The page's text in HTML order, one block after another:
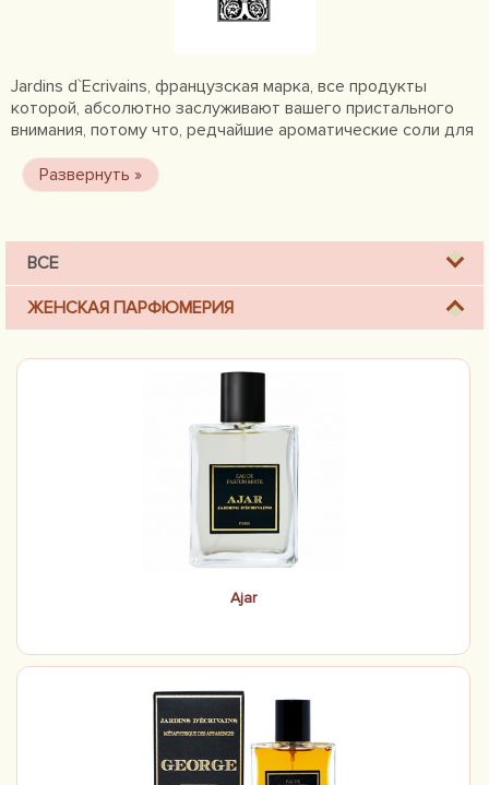
Jardins d`Ecrivains, французская марка, все продукты
которой, абсолютно заслуживают вашего пристального
внимания, потому что, редчайшие ароматические соли для
оригинальная парфюмерия, которая появилась в линейке
продукции бренда в 2012 году, воспевают известные
мире, писателей.
ВСЕ
ЖЕНСКАЯ ПАРФЮМЕРИЯ
Ajar